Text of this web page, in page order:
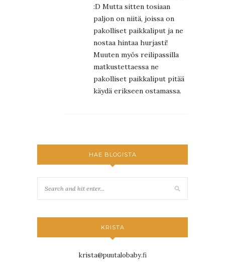
:D Mutta sitten tosiaan
paljon on niitä, joissa on
pakolliset paikkaliput ja ne
nostaa hintaa hurjasti!
Muuten myös reilipassilla
matkustettaessa ne
pakolliset paikkaliput pitää
käydä erikseen ostamassa.
HAE BLOGISTA
KRISTA
krista@puutalobaby.fi